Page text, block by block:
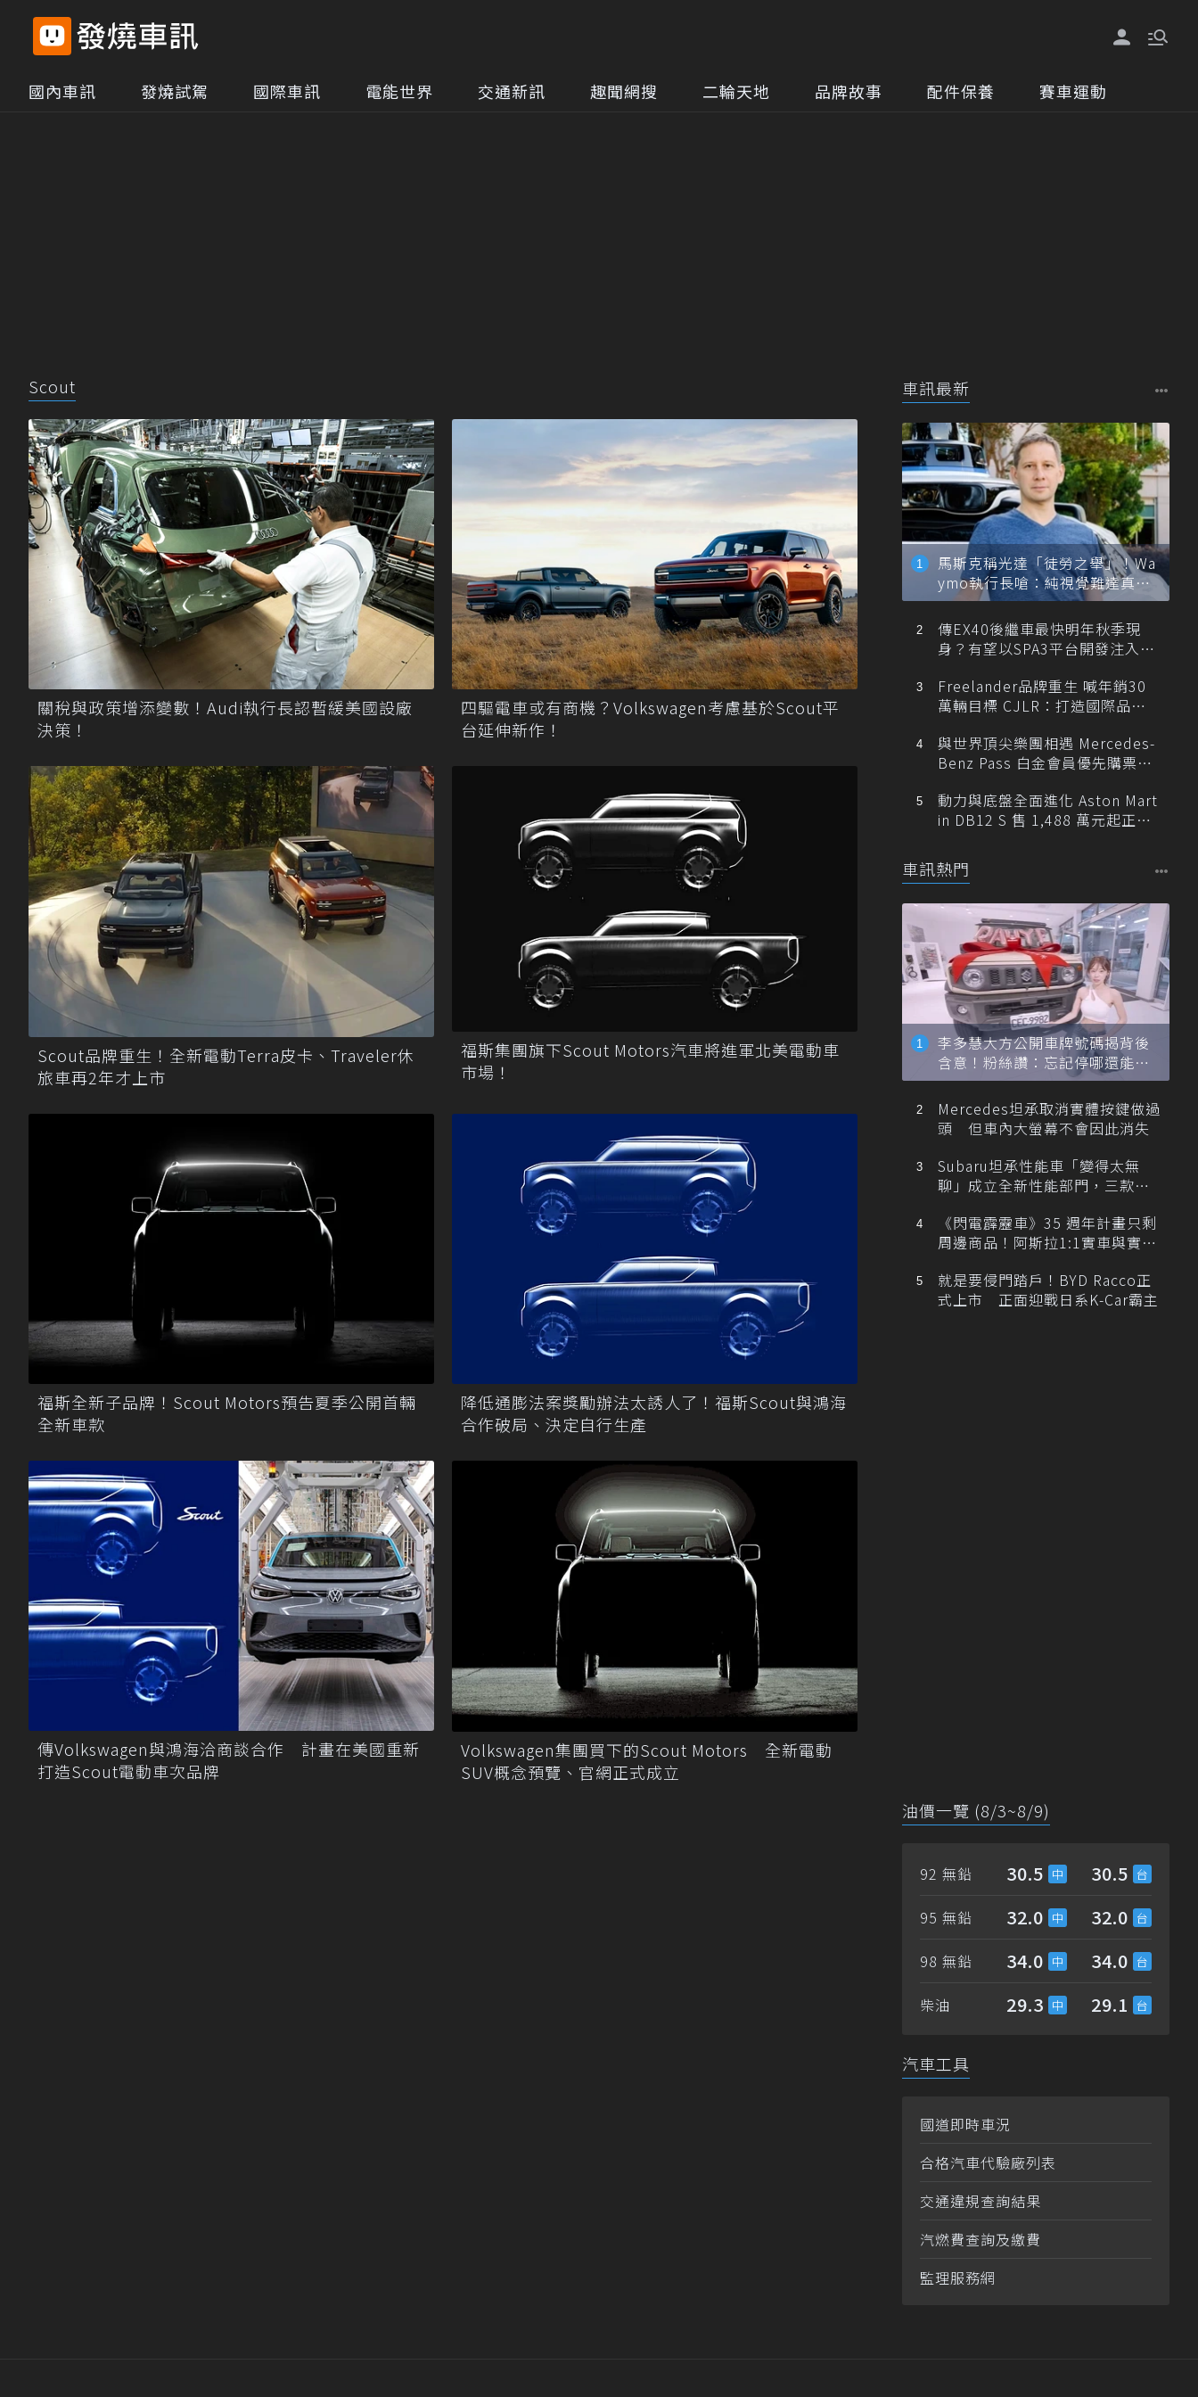
國內車訊 發燒試駕 國際車訊 電能世界 交通新訊 趣聞網搜 二輪天地 品牌故事 配件保養 賽車運動
Scout
關稅與政策增添變數！Audi執行長認暫緩美國設廠
決策！
四驅電車或有商機？Volkswagen考慮基於Scout平
台延伸新作！
Scout品牌重生！全新電動Terra皮卡、Traveler休
旅車再2年才上市
福斯集團旗下Scout Motors汽車將進軍北美電動車
市場！
福斯全新子品牌！Scout Motors預告夏季公開首輛
全新車款
降低通膨法案獎勵辦法太誘人了！福斯Scout與鴻海
合作破局、決定自行生產
傳Volkswagen與鴻海洽商談合作 計畫在美國重新
打造Scout電動車次品牌
Volkswagen集團買下的Scout Motors 全新電動
SUV概念預覽、官網正式成立
車訊最新
馬斯克稱光達「徒勞之舉」！Wa
ymo執行長嗆：純視覺難達真正
自動駕駛
傳EX40後繼車最快明年秋季現
身？有望以SPA3平台開發注入80
Freelander品牌重生 喊年銷30
萬輛目標 CJLR：打造國際品牌
與世界頂尖樂團相遇 Mercedes-
Benz Pass 白金會員優先購票維
動力與底盤全面進化 Aston Mart
in DB12 S 售 1,488 萬元起正式
車訊熱門
李多慧大方公開車牌號碼揭背後
含意！粉絲讚：忘記停哪還能幫
忙找車
Mercedes坦承取消實體按鍵做過
頭 但車內大螢幕不會因此消失
Subaru坦承性能車「變得太無
聊」成立全新性能部門，三款手
《閃電霹靂車》35 週年計畫只剩
周邊商品！阿斯拉1:1實車與實體
就是要侵門踏戶！BYD Racco正
式上市 正面迎戰日系K-Car霸主
油價一覽 (8/3~8/9)
92 無鉛 30.5 30.5
95 無鉛 32.0 32.0
98 無鉛 34.0 34.0
柴油 29.3 29.1
汽車工具
國道即時車況
合格汽車代驗廠列表
交通違規查詢結果
汽燃費查詢及繳費
監理服務網